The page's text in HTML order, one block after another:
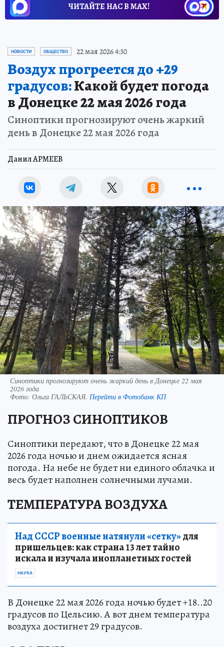
ЧИТАЙТЕ НАС В МАХ!
НОВОСТИ ОБЩЕСТВО 22 мая 2026 4:30
Воздух прогреется до +29
градусов:Какой будет погода
в Донецке 22 мая 2026 года
Синоптики прогнозируют очень жаркий
день в Донецке 22 мая 2026 года
Данил АРМЕЕВ
Синоптики прогнозируют очень жаркий день в Донецке 22 мая
2026 года
Фото: Ольга ГАЛЬСКАЯ. Перейти в Фотобанк КП
ПРОГНОЗ СИНОПТИКОВ
Синоптики передают, что в Донецке 22 мая
2026 года ночью и днем ожидается ясная
погода. На небе не будет ни единого облачка и
весь будет наполнен солнечными лучами.
ТЕМПЕРАТУРА ВОЗДУХА
Над СССР военные натянули «сетку»для
пришельцев: как страна 13 лет тайно
искала и изучала инопланетных гостей
НАУКА
В Донецке 22 мая 2026 года ночью будет +18..20
градусов по Цельсию. А вот днем температура
воздуха достигнет 29 градусов.